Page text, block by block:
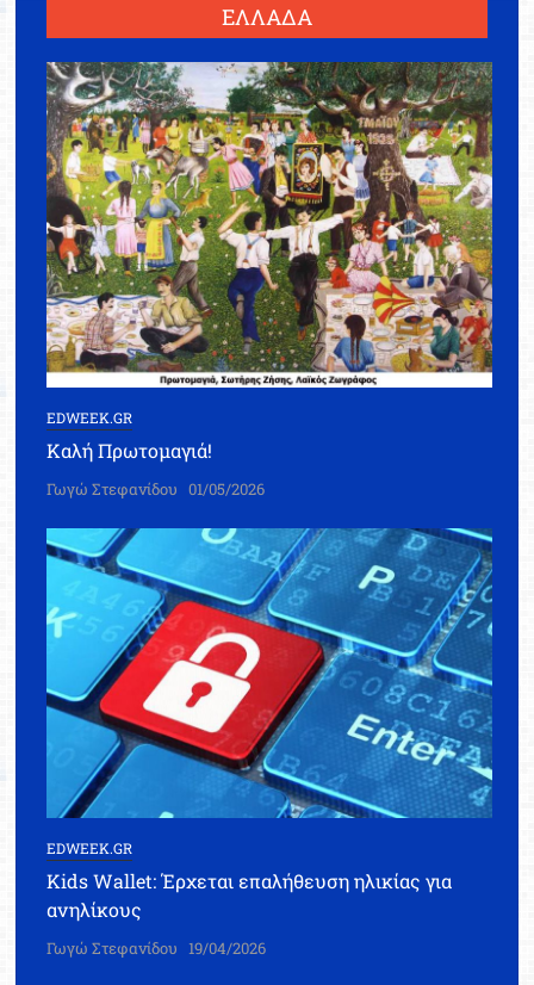
ΕΛΛΑΔΑ
EDWEEK.GR
Καλή Πρωτομαγιά!
Γωγώ Στεφανίδου 01/05/2026
EDWEEK.GR
Kids Wallet: Έρχεται επαλήθευση ηλικίας για
ανηλίκους
Γωγώ Στεφανίδου 19/04/2026